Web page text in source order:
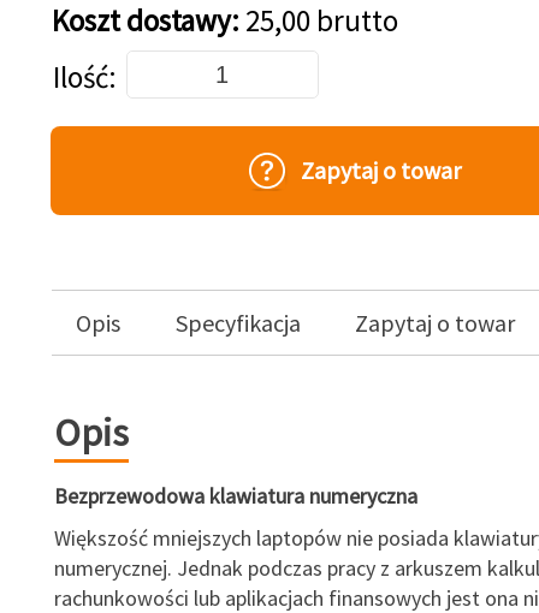
Koszt dostawy: 25,00 brutto
Dodaj do koszyka
Ilość
Zapytaj o towar
Opis Specyfikacja Zapytaj o towar
Opis
Bezprzewodowa klawiatura numeryczna
Większość mniejszych laptopów nie posiada
numerycznej. Jednak podczas pracy z arkuszem
rachunkowości lub aplikacjach finansowych jest ona